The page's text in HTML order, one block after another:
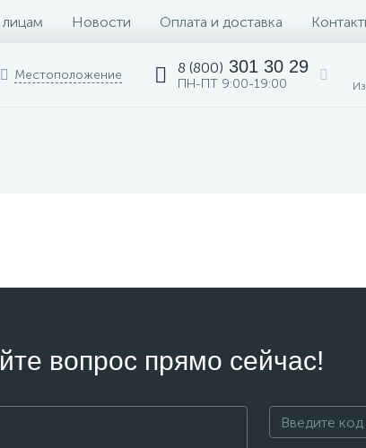
Новости Оплата и доставка
Местоположение 8 (800) 301 30 29
ПН-ПТ 9:00-19:00
вопрос прямо сейчас!